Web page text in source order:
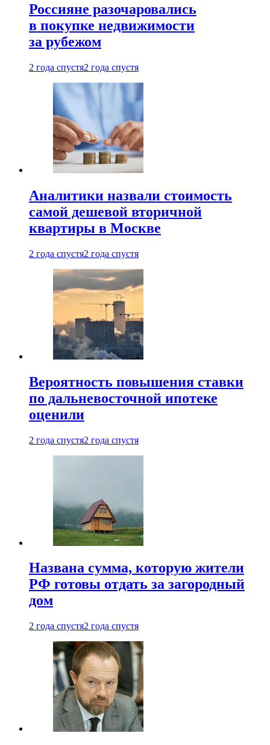
Россияне разочаровались
в покупке недвижимости
за рубежом
2 года спустя2 года спустя
Аналитики назвали стоимость
самой дешевой вторичной
квартиры в Москве
2 года спустя2 года спустя
Вероятность повышения ставки
по дальневосточной ипотеке
оценили
2 года спустя2 года спустя
Названа сумма, которую жители
РФ готовы отдать за загородный
дом
2 года спустя2 года спустя